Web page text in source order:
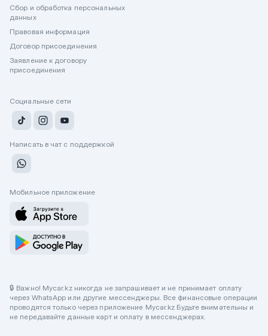
Сбор и обработка персональных
данных
Правовая информация
Договор присоединения
Заявление к договору
присоединения
Социальные сети
Написать в чат с поддержкой
Мобильное приложение
🔒 Важно! Mycar.kz никогда не запрашивает и не принимает оплату
через WhatsApp или другие мессенджеры. Все финансовые операции
проводятся только через приложение Mycar.kz Будьте внимательны и
не передавайте данные карт и оплату в мессенджерах.